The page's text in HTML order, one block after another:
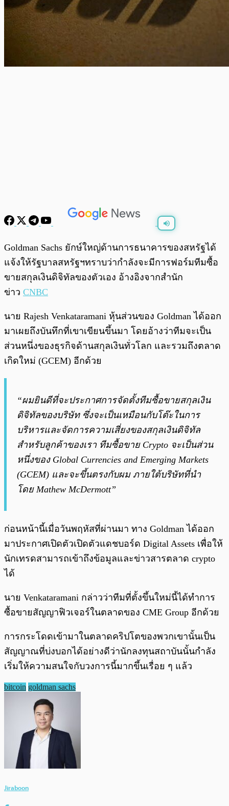
0:00
Goldman Sachs ยักษ์ใหญ่ด้านการธนาคารของสหรัฐได้
แจ้งให้รัฐบาลสหรัฐฯทราบว่ากำลังจะมีการฟอร์มทีมซื้อ
ขายสกุลเงินดิจิทัลของตัวเอง อ้างอิงจากสำนัก
ข่าว CNBC
นาย Rajesh Venkataramani หุ้นส่วนของ Goldman ได้ออก
มาเผยถึงบันทึกที่เขาเขียนขึ้นมา โดยอ้างว่าทีมจะเป็น
ส่วนหนึ่งของธุรกิจด้านสกุลเงินทั่วโลก และรวมถึงตลาด
เกิดใหม่ (GCEM) อีกด้วย
“ผมยินดีที่จะประกาศการจัดตั้งทีมซื้อขายสกุลเงิน
ดิจิทัลของบริษัท ซึ่งจะเป็นเหมือนกับโต๊ะในการ
บริหารและจัดการความเสี่ยงของสกุลเงินดิจิทัล
สำหรับลูกค้าของเรา ทีมซื้อขาย Crypto จะเป็นส่วน
หนึ่งของ Global Currencies and Emerging Markets
(GCEM) และจะขึ้นตรงกับผม ภายใต้บริษัทที่นำ
โดย Mathew McDermott”
ก่อนหน้านี้เมื่อวันพฤหัสที่ผ่านมา ทาง Goldman ได้ออก
มาประกาศเปิดตัวเปิดตัวแดชบอร์ด Digital Assets เพื่อให้
นักเทรดสามารถเข้าถึงข้อมูลและข่าวสารตลาด crypto
ได้
นาย Venkataramani กล่าวว่าทีมที่ตั้งขึ้นใหม่นี้ได้ทำการ
ซื้อขายสัญญาฟิวเจอร์ในตลาดของ CME Group อีกด้วย
การกระโดดเข้ามาในตลาดคริปโตของพวกเขานั้นเป็น
สัญญาณที่บ่งบอกได้อย่างดีว่านักลงทุนสถาบันนั้นกำลัง
เริ่มให้ความสนใจกับวงการนี้มากขึ้นเรื่อย ๆ แล้ว
bitcoin goldman sachs
Jiraboon